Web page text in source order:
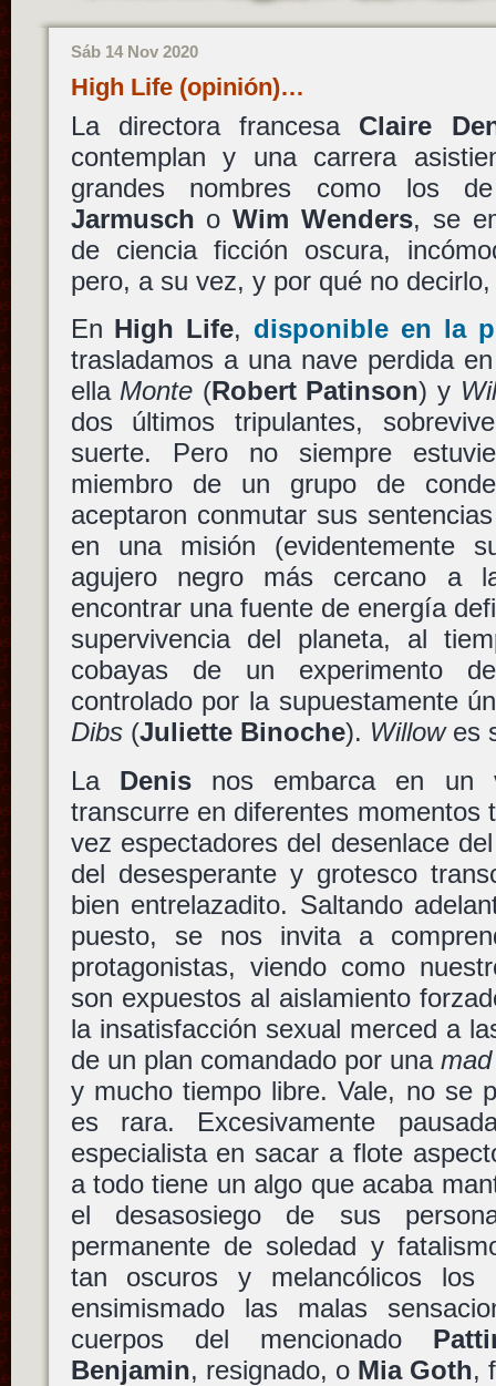
Sáb 14 Nov 2020
High Life (opinión)…
La directora francesa Claire
contemplan y una carrera
grandes nombres como los
Jarmusch oWim Wenders, se
de ciencia ficción oscura,
pero, a su vez, y por qué no
En High Life, disponible en la
trasladamos a una nave perdida
ellaMonte (Robert Patinson) y
dos últimos tripulantes,
suerte. Pero no siempre
miembro de un grupo de
aceptaron conmutar sus
en una misión (evidentemente
agujero negro más cercano a
encontrar una fuente de energía
supervivencia del planeta, al
cobayas de un experimento
controlado por la supuestamente
Dibs(Juliette Binoche). Willowes
La Denisnos embarca en un
transcurre en diferentes momentos
vez espectadores del desenlace
del desesperante y grotesco
bien entrelazadito. Saltando
puesto, se nos invita a
protagonistas, viendo como
son expuestos al aislamiento
la insatisfacción sexual merced a
de un plan comandado por una
y mucho tiempo libre. Vale, no se
es rara. Excesivamente
especialista en sacar a flote
a todo tiene un algo que acaba
el desasosiego de sus
permanente de soledad y
tan oscuros y melancólicos los
ensimismado las malas
cuerpos del mencionado
Benjamin, resignado, o Mia Goth,